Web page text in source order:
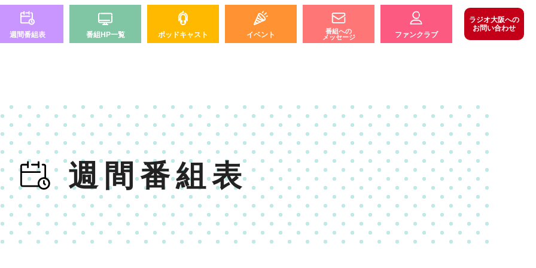
週間番組表 番組HP一覧 ポッドキャスト イベント
番組への
メッセージ
ファンクラブ
ラジオ大阪への
お問い合わせ
週間番組表